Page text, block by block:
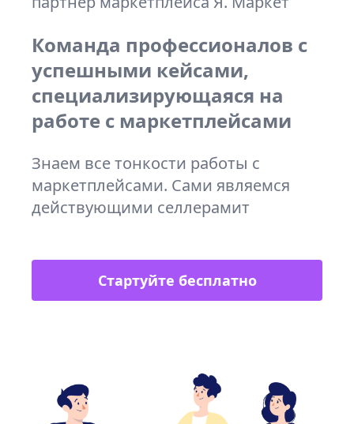
Команда профессионалов с
успешными кейсами,
специализирующаяся на
работе с маркетплейсами
Знаем все тонкости работы с
маркетплейсами. Сами являемся
действующими селлерамит
Стартуйте бесплатно